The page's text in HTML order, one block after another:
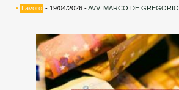
• Lavoro - 19/04/2026 -AVV. MARCO DE GREGORIO